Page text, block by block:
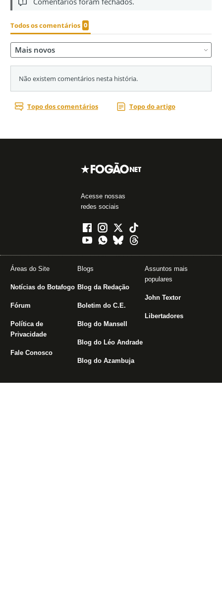
Acesse nossas
redes sociais
Áreas do Site
Notícias do Botafogo
Fórum
Política de
Privacidade
Fale Conosco
Blogs
Blog da Redação
Boletim do C.E.
Blog do Mansell
Blog do Léo Andrade
Blog do Azambuja
Assuntos mais
populares
John Textor
Libertadores